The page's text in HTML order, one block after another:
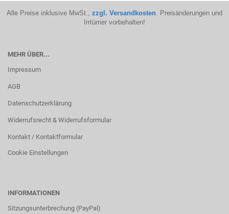
Alle Preise inklusive MwSt., zzgl. Versandkosten. Preisänderungen und
Irrtümer vorbehalten!
MEHR ÜBER...
Impressum
AGB
Datenschutzerklärung
Widerrufsrecht & Widerrufsformular
Kontakt / Kontaktformular
Cookie Einstellungen
INFORMATIONEN
Sitzungsunterbrechung (PayPal)